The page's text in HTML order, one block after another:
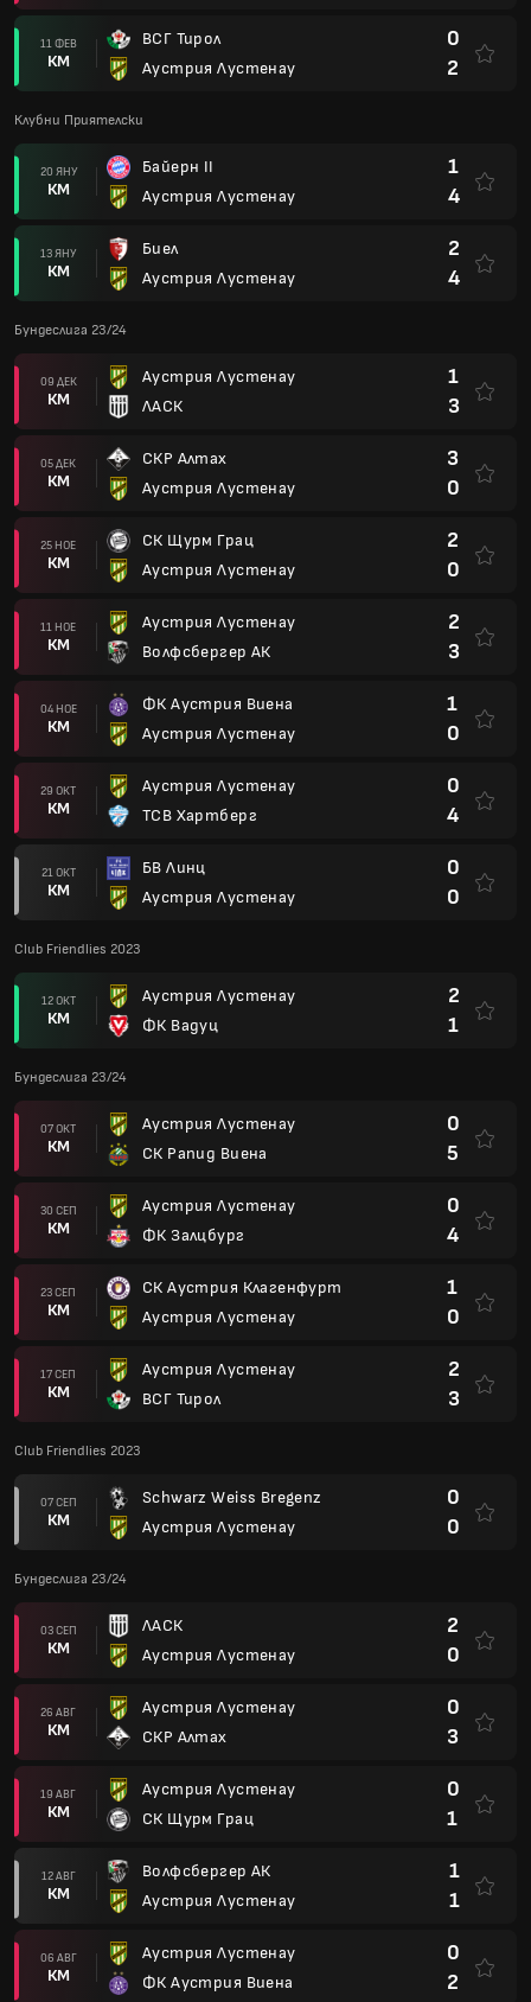
11 ФЕВ
КМ
ВСГ Тирол
Аустрия Лустенау
0
2
Клубни Приятелски
20 ЯНУ
КМ
Байерн II
Аустрия Лустенау
1
4
13 ЯНУ
КМ
Биел
Аустрия Лустенау
2
4
Бундеслига 23/24
09 ДЕК
КМ
Аустрия Лустенау
ЛАСК
1
3
05 ДЕК
КМ
СКР Алтах
Аустрия Лустенау
3
0
25 НОЕ
КМ
СК Щурм Грац
Аустрия Лустенау
2
0
11 НОЕ
КМ
Аустрия Лустенау
Волфсбергер АК
2
3
04 НОЕ
КМ
ФК Аустрия Виена
Аустрия Лустенау
1
0
29 ОКТ
КМ
Аустрия Лустенау
ТСВ Хартберг
0
4
21 ОКТ
КМ
БВ Линц
Аустрия Лустенау
0
0
Club Friendlies 2023
12 ОКТ
КМ
Аустрия Лустенау
ФК Вадуц
2
1
Бундеслига 23/24
07 ОКТ
КМ
Аустрия Лустенау
СК Рапид Виена
0
5
30 СЕП
КМ
Аустрия Лустенау
ФК Залцбург
0
4
23 СЕП
КМ
СК Аустрия Клагенфурт
Аустрия Лустенау
1
0
17 СЕП
КМ
Аустрия Лустенау
ВСГ Тирол
2
3
Club Friendlies 2023
07 СЕП
КМ
Schwarz Weiss Bregenz
Аустрия Лустенау
0
0
Бундеслига 23/24
03 СЕП
КМ
ЛАСК
Аустрия Лустенау
2
0
26 АВГ
КМ
Аустрия Лустенау
СКР Алтах
0
3
19 АВГ
КМ
Аустрия Лустенау
СК Щурм Грац
0
1
12 АВГ
КМ
Волфсбергер АК
Аустрия Лустенау
1
1
06 АВГ
КМ
Аустрия Лустенау
ФК Аустрия Виена
0
2